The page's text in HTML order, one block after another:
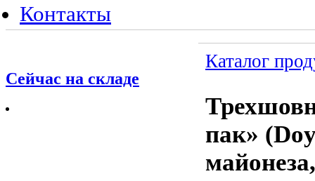
Контакты
Сейчас на складе
Каталог
пак»